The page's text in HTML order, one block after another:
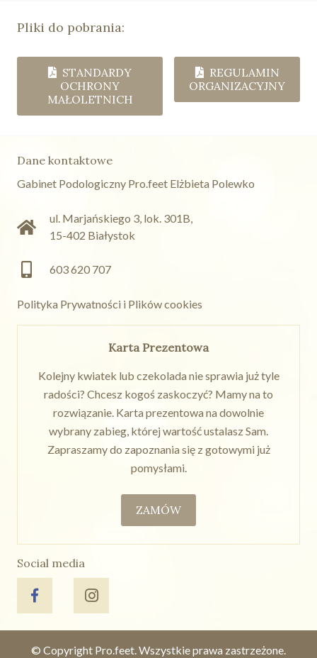
Pliki do pobrania:
STANDARDY
OCHRONY
MAŁOLETNICH
REGULAMIN
ORGANIZACYJNY
Dane kontaktowe
Gabinet Podologiczny Pro.feet Elżbieta Polewko
ul. Marjańskiego 3, lok. 301B,
15-402 Białystok
603 620 707
Polityka Prywatności i Plików cookies
Karta Prezentowa
Kolejny kwiatek lub czekolada nie sprawia już tyle
radości? Chcesz kogoś zaskoczyć? Mamy na to
rozwiązanie. Karta prezentowa na dowolnie
wybrany zabieg, której wartość ustalasz Sam.
Zapraszamy do zapoznania się z gotowymi już
pomysłami.
ZAMÓW
Social media
© Copyright Pro.feet. Wszystkie prawa zastrzeżone.